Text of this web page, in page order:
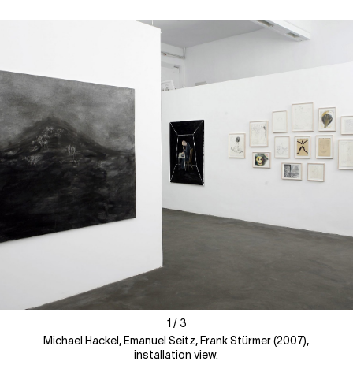
1 / 3
1 / 3
Michael Hackel, Emanuel Seitz, Frank Stürmer (2007),
installation view.